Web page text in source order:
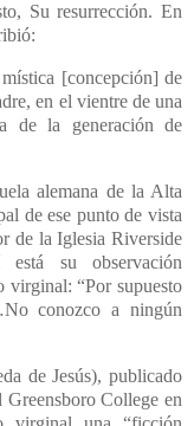
Su resurrección. En
[concepción] de
en el vientre de una
de la generación de
alemana de la Alta
de ese punto de vista
de la Iglesia Riverside
su observación
virginal: “Por supuesto
conozco a ningún
de Jesús), publicado
College en